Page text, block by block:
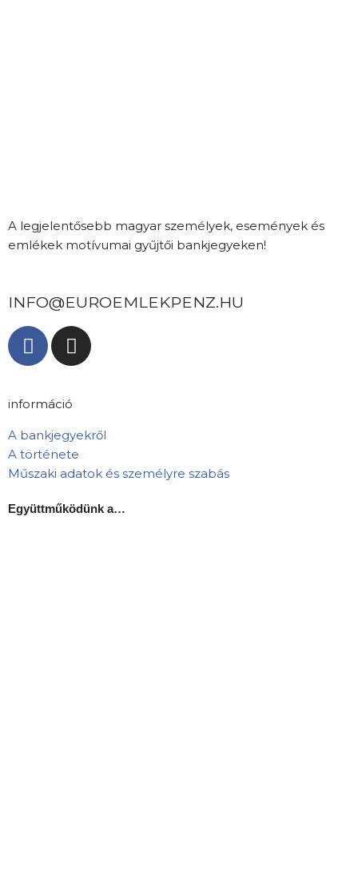
A legjelentősebb magyar személyek, események és
emlékek motívumai gyűjtői bankjegyeken!
INFO@EUROEMLEKPENZ.HU
információ
A bankjegyekről
A története
Műszaki adatok és személyre szabás
Együttműködünk a…